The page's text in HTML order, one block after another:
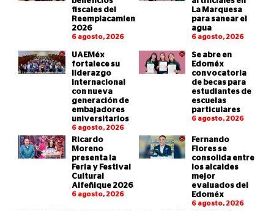
fiscales del
Reemplacamiento
2026
6 agosto, 2026
La Marquesa
para sanear el
agua
6 agosto, 2026
UAEMéx
fortalece su
liderazgo
internacional
con nueva
generación de
embajadores
universitarios
6 agosto, 2026
Se abre en
Edoméx
convocatoria
de becas para
estudiantes de
escuelas
particulares
6 agosto, 2026
Ricardo
Moreno
presenta la
Feria y Festival
Cultural
Alfeñique 2026
6 agosto, 2026
Fernando
Flores se
consolida entre
los alcaldes
mejor
evaluados del
Edoméx
6 agosto, 2026